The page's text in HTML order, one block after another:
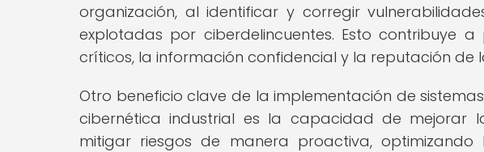
organización, al identificar y corregir
explotadas por ciberdelincuentes. Esto contribuye
críticos, la información confidencial y la reputación de
Otro beneficio clave de la implementación de
cibernética industrial es la capacidad de mejorar
mitigar riesgos de manera proactiva,